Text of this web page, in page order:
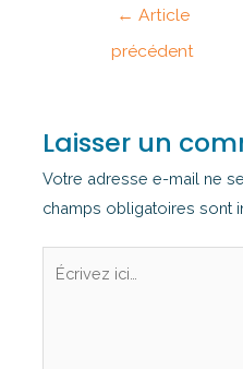
← Article
précédent
Laisser un
Votre adresse e-mail ne
champs obligatoires sont